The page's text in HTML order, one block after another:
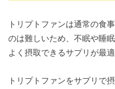
トリプトファンは通常の食
のは難しいため、不眠や睡
よく摂取できるサプリが最適
トリプトファンをサプリで